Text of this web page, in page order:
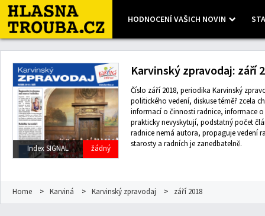
HODNOCENÍ VAŠICH NOVIN
Leaflet| Map data ©OpenStreetMap contributors, Imagery © Mapbox
Index SIGNAL žádný
Karvinský zpravodaj: září
Číslo září 2018, periodika Karvinský
politického vedení, diskuse téměř zcela
informací o činnosti radnice, informace
prakticky nevyskytují, podstatný počet
radnice nemá autora, propaguje vedení
starosty a radních je zanedbatelně.
Home > Karviná > Karvinský zpravodaj > září 2018